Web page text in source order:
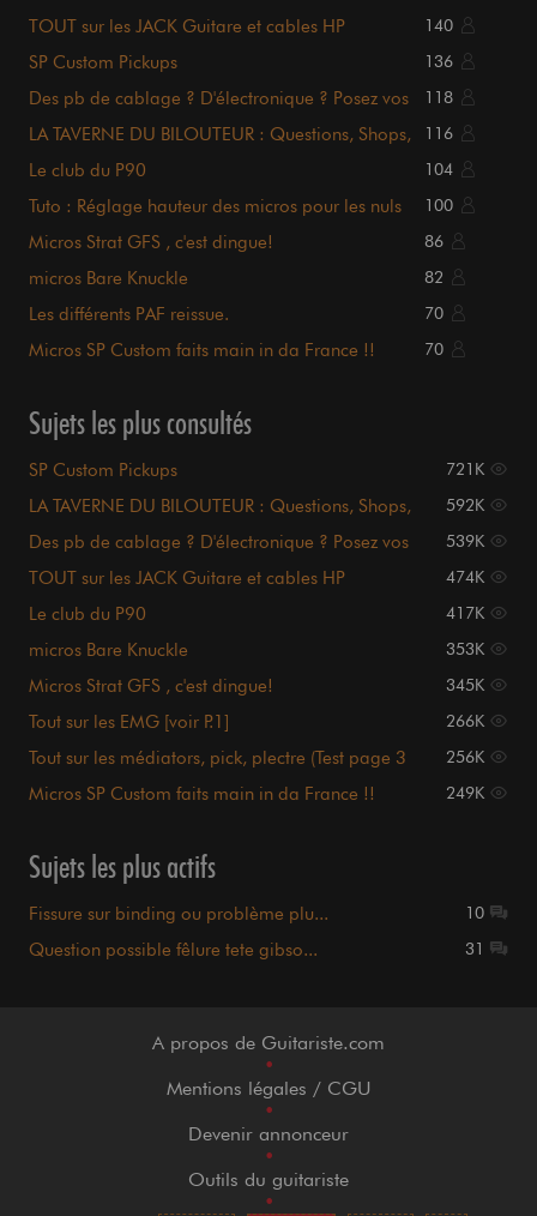
TOUT sur les JACK Guitare et cables HP 140
SP Custom Pickups 136
Des pb de cablage ? D'électronique ? Posez vos
118
LA TAVERNE DU BILOUTEUR : Questions, Shops,
116
Le club du P90 104
Tuto : Réglage hauteur des micros pour les nuls 100
Micros Strat GFS , c'est dingue! 86
micros Bare Knuckle 82
Les différents PAF reissue. 70
Micros SP Custom faits main in da France !! 70
Sujets les plus consultés
SP Custom Pickups 721K
LA TAVERNE DU BILOUTEUR : Questions, Shops,
592K
Des pb de cablage ? D'électronique ? Posez vos
539K
TOUT sur les JACK Guitare et cables HP 474K
Le club du P90 417K
micros Bare Knuckle 353K
Micros Strat GFS , c'est dingue! 345K
Tout sur les EMG [voir P.1] 266K
Tout sur les médiators, pick, plectre (Test page 3
256K
Micros SP Custom faits main in da France !! 249K
Sujets les plus actifs
Fissure sur binding ou problème plu... 10
Question possible fêlure tete gibso... 31
A propos de Guitariste.com
•
Mentions légales / CGU
•
Devenir annonceur
•
Outils du guitariste
•